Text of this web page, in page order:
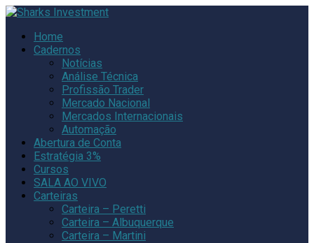
Home
Cadernos
Notícias
Análise Técnica
Profissão Trader
Mercado Nacional
Mercados Internacionais
Automação
Abertura de Conta
Estratégia 3%
Cursos
SALA AO VIVO
Carteiras
Carteira – Peretti
Carteira – Albuquerque
Carteira – Martini